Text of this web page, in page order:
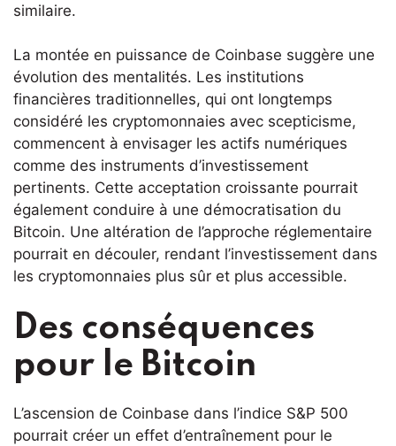
similaire.
La montée en puissance de Coinbase suggère une
évolution des mentalités. Les institutions
financières traditionnelles, qui ont longtemps
considéré les cryptomonnaies avec scepticisme,
commencent à envisager les actifs numériques
comme des instruments d’investissement
pertinents. Cette acceptation croissante pourrait
également conduire à une démocratisation du
Bitcoin. Une altération de l’approche réglementaire
pourrait en découler, rendant l’investissement dans
les cryptomonnaies plus sûr et plus accessible.
Des conséquences
pour le Bitcoin
L’ascension de Coinbase dans l’indice S&P 500
pourrait créer un effet d’entraînement pour le